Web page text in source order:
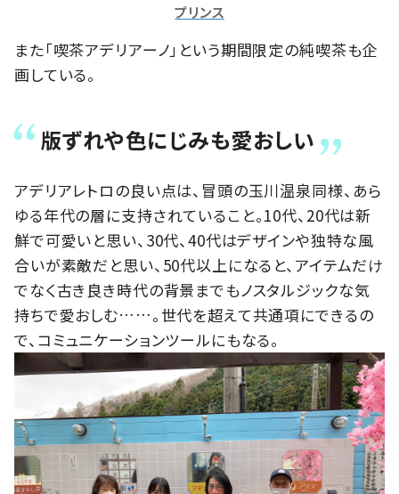
プリンス
また「喫茶アデリアーノ」という期間限定の純喫茶も企
画している。
版ずれや色にじみも愛おしい
アデリアレトロの良い点は、冒頭の玉川温泉同様、あら
ゆる年代の層に支持されていること。10代、20代は新
鮮で可愛いと思い、30代、40代はデザインや独特な風
合いが素敵だと思い、50代以上になると、アイテムだけ
でなく古き良き時代の背景までもノスタルジックな気
持ちで愛おしむ……。世代を超えて共通項にできるの
で、コミュニケーションツールにもなる。